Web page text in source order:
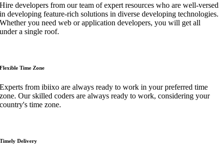
Hire developers from our team of expert resources who are well-versed
in developing feature-rich solutions in diverse developing technologies.
Whether you need web or application developers, you will get all
under a single roof.
Flexible Time Zone
Experts from ibiixo are always ready to work in your preferred time
zone. Our skilled coders are always ready to work, considering your
country's time zone.
Timely Delivery